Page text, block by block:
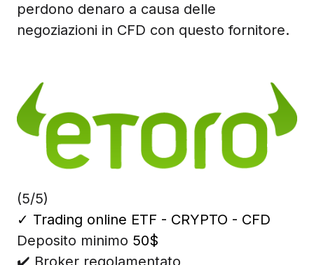
perdono denaro a causa delle
negoziazioni in CFD con questo fornitore.
(5/5)
✓ Trading online ETF - CRYPTO - CFD
Deposito minimo 50$
✔️ Broker regolamentato